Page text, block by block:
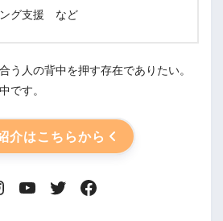
ング支援 など
う人の背中を押す存在でありたい。
です。
介はこちらから